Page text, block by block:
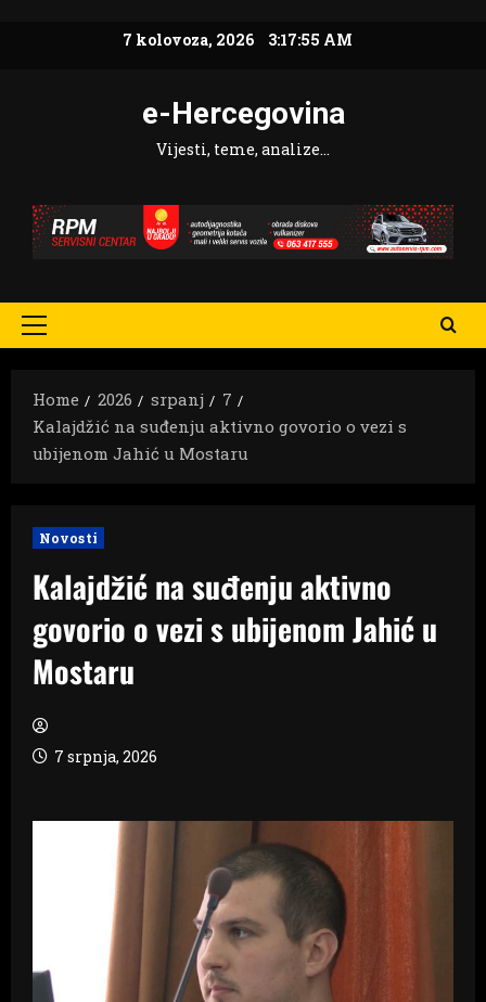
7 kolovoza, 2026 3:17:56 AM
e-Hercegovina
Vijesti, teme, analize…
Primary
Home
2026 srpanj
7
Kalajdžić na suđenju aktivno govorio o vezi s
ubijenom Jahić u Mostaru
Novosti
Kalajdžić na suđenju aktivno
govorio o vezi s ubijenom Jahić u
Mostaru
7 srpnja, 2026